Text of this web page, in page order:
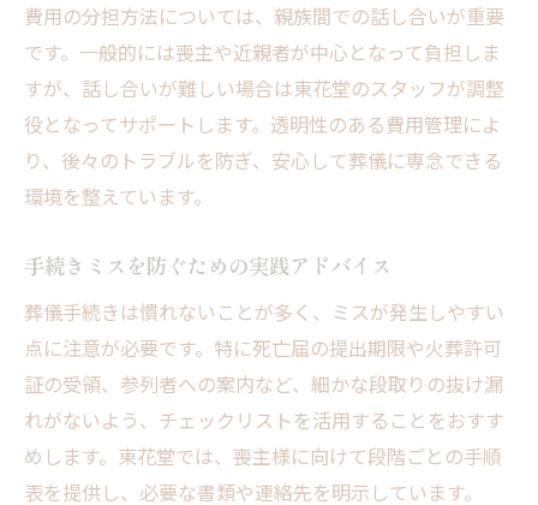
費用の分担方法については、親族間での話し合いが重要
です。一般的には喪主や近親者が中心となって負担しま
すが、話し合いが難しい場合は東花堂のスタッフが調整
役となってサポートします。透明性のある費用管理によ
り、後々のトラブルを防ぎ、安心して葬儀に専念できる
環境を整えています。
手続きミスを防ぐための実践アドバイス
葬儀手続きは慣れないことが多く、ミスが発生しやすい
点に注意が必要です。特に死亡届の提出期限や火葬許可
証の受領、参列者への案内など、細かな段取りの抜け漏
れがないよう、チェックリストを活用することをおすす
めします。東花堂では、喪主様に向けて段階ごとの手順
表を提供し、必要な書類や連絡先を明示しています。